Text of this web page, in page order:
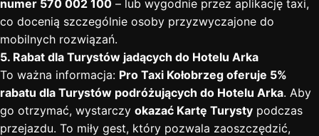
numer 570 002 100 – lub wygodnie przez aplikację taxi,
co docenią szczególnie osoby przyzwyczajone do
mobilnych rozwiązań.
5. Rabat dla Turystów jadących do Hotelu Arka
To ważna informacja: Pro Taxi Kołobrzeg oferuje 5%
rabatu dla Turystów podróżujących do Hotelu Arka. Aby
go otrzymać, wystarczy okazać Kartę Turysty podczas
przejazdu. To miły gest, który pozwala zaoszczędzić,